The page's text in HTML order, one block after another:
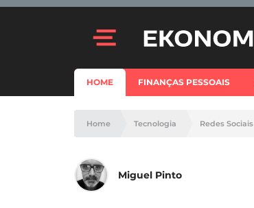
HOME FINANÇAS PESSOAIS
Home Tecnologia Redes Sociais
Miguel Pinto